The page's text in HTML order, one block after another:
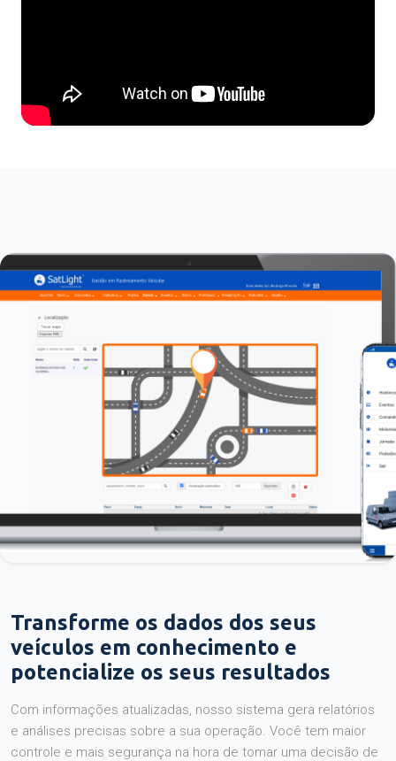
Transforme os dados dos seus
veículos em conhecimento e
potencialize os seus resultados
Com informações atualizadas, nosso sistema gera relatórios
e análises precisas sobre a sua operação. Você tem maior
controle e mais segurança na hora de tomar uma decisão de